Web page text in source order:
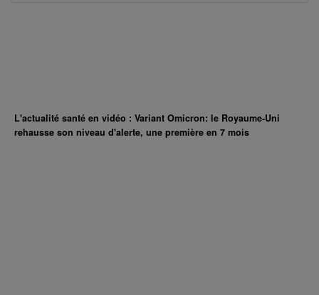
L'actualité santé en vidéo : Variant Omicron: le Royaume-Uni
rehausse son niveau d'alerte, une première en 7 mois